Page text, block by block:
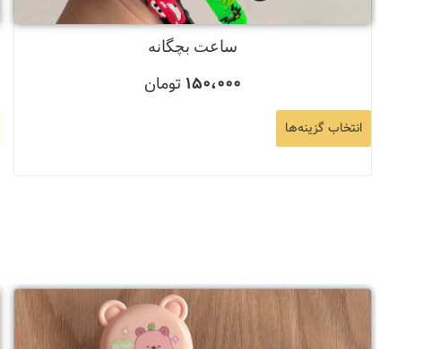
ساعت بچگانه
150،000 تومان
انتخاب گزینه‌ها